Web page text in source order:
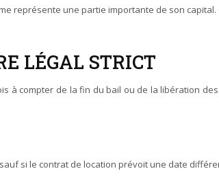
représente une partie importante de son
LÉGAL STRICT
à compter de la fin du bail ou de la libération
si le contrat de location prévoit une date